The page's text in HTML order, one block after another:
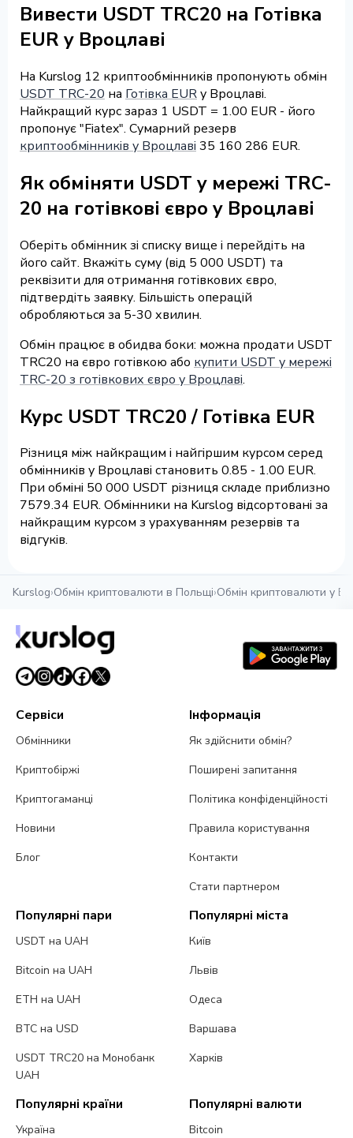
Вивести USDT TRC20 на Готівка
EUR у Вроцлаві
На Kurslog 12 криптообмінників пропонують обмін
USDT TRC-20 на Готівка EURу Вроцлаві.
Найкращий курс зараз 1 USDT = 1.00 EUR - його
пропонує "Fiatex". Сумарний резерв
криптообмінників у Вроцлаві 35 160 286 EUR.
Як обміняти USDT у мережі TRC-
20 на готівкові євро у Вроцлаві
Оберіть обмінник зі списку вище і перейдіть на
його сайт. Вкажіть суму (від 5 000 USDT) та
реквізити для отримання готівкових євро,
підтвердіть заявку. Більшість операцій
обробляються за 5-30 хвилин.
Обмін працює в обидва боки: можна продати USDT
TRC20 на євро готівкою або купити USDT у мережі
TRC-20 з готівкових євро у Вроцлаві.
Курс USDT TRC20 / Готівка EUR
Різниця між найкращим і найгіршим курсом серед
обмінників у Вроцлаві становить 0.85 - 1.00 EUR.
При обміні 50 000 USDT різниця складе приблизно
7579.34 EUR. Обмінники на Kurslog відсортовані за
найкращим курсом з урахуванням резервів та
відгуків.
Kurslog›Обмін криптовалюти в Польщі›Обмін криптовалюти у
Сервіси
Обмінники
Криптобіржі
Криптогаманці
Новини
Блог
Інформація
Як здійснити обмін?
Поширені запитання
Політика конфіденційності
Правила користування
Контакти
Стати партнером
Популярні пари
USDT на UAH
Bitcoin на UAH
ETH на UAH
BTC на USD
USDT TRC20 на Монобанк
UAH
Популярні міста
Київ
Львів
Одеса
Варшава
Харків
Популярні країни
Україна
Популярні валюти
Bitcoin